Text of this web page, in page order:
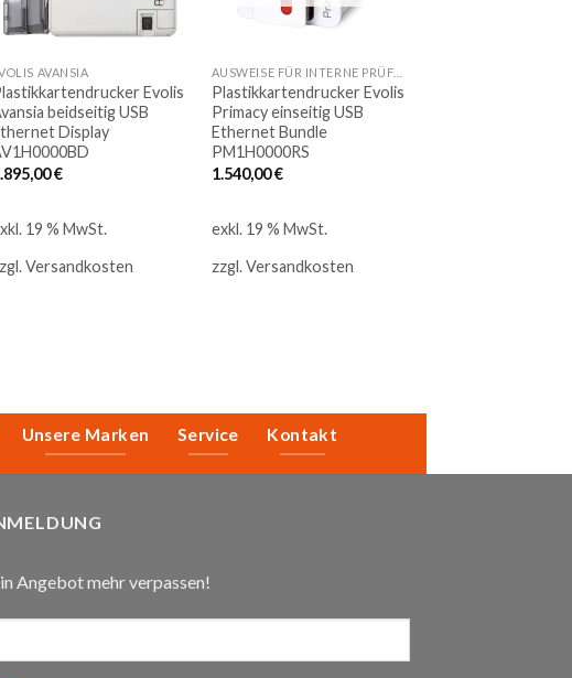
AVANSIA
Evolis
beidseitig USB
Display
€
19 % MwSt.
Versandkosten
Plastikkartendrucker Evolis
Primacy einseitig USB
Ethernet Bundle
PM1H0000RS
1.540,00€
exkl. 19 % MwSt.
zzgl.Versandkosten
Unsere Marken Service Kontakt
Angebot mehr verpassen!